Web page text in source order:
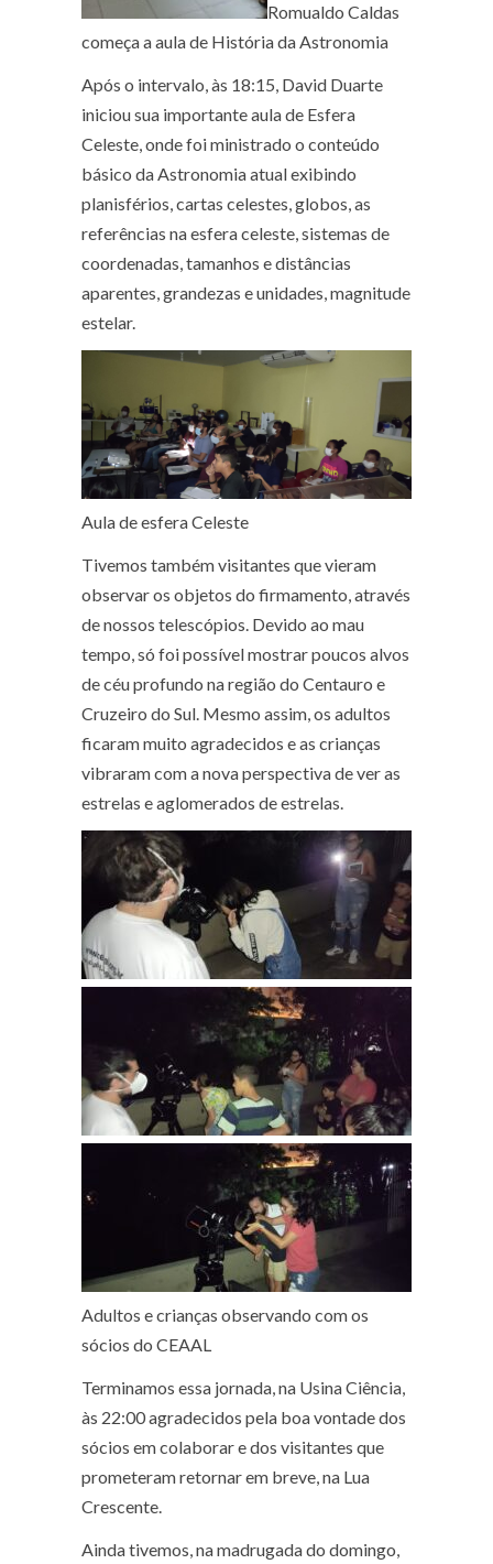
Romualdo Caldas
começa a aula de História da Astronomia
Após o intervalo, às 18:15, David Duarte
iniciou sua importante aula de Esfera
Celeste, onde foi ministrado o conteúdo
básico da Astronomia atual exibindo
planisférios, cartas celestes, globos, as
referências na esfera celeste, sistemas de
coordenadas, tamanhos e distâncias
aparentes, grandezas e unidades, magnitude
estelar.
Aula de esfera Celeste
Tivemos também visitantes que vieram
observar os objetos do firmamento, através
de nossos telescópios. Devido ao mau
tempo, só foi possível mostrar poucos alvos
de céu profundo na região do Centauro e
Cruzeiro do Sul. Mesmo assim, os adultos
ficaram muito agradecidos e as crianças
vibraram com a nova perspectiva de ver as
estrelas e aglomerados de estrelas.
Adultos e crianças observando com os
sócios do CEAAL
Terminamos essa jornada, na Usina Ciência,
às 22:00 agradecidos pela boa vontade dos
sócios em colaborar e dos visitantes que
prometeram retornar em breve, na Lua
Crescente.
Ainda tivemos, na madrugada do domingo,